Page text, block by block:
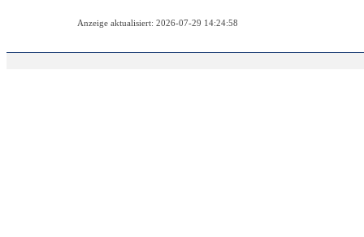
Anzeige aktualisiert: 2026-07-29 14:24:58